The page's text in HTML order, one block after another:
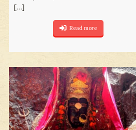
[…]
Read more